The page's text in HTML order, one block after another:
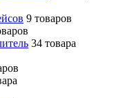
9 товаров
34 товара